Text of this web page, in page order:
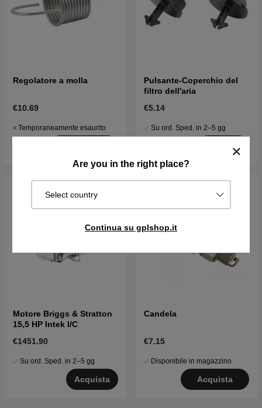
Are you in the right place?
Select country
Continua su gplshop.it
Regolatore a molla
€10.69
Temporaneamente esaurito
Pulsante-Coperchio del
filtro dell'aria
€5.14
Su ord. Sped. in 2–5 gg
Acquista
Motore Briggs & Stratton
15,5 HP Intek I/C
€1451.90
Su ord. Sped. in 2–5 gg
Acquista
Candela
€7.15
Disponibile in magazzino
Acquista